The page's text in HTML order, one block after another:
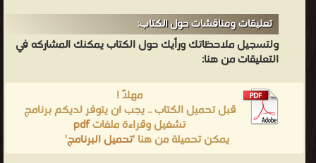
تعليقات ومناقشات حول الكتاب:
ولتسجيل ملاحظاتك ورأيك حول الكتاب يمكنك المشاركه في
التعليقات من هنا:
مهلاً !
قبل تحميل الكتاب .. يجب ان يتوفر لديكم برنامج
تشغيل وقراءة ملفاتpdf
يمكن تحميلة من هنا 'تحميل البرنامج'